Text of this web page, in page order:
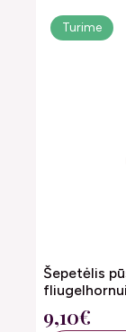
Turime
Šepetėlis
9,10€